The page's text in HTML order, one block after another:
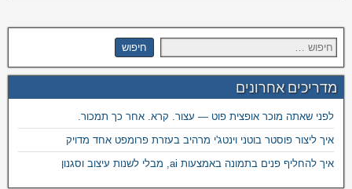
מדריכים אחרונים
לפני שאתה מוכר אופצית פוט — עצור. קרא. אחר כך תמכור.
איך ליצור פוסטר בוטני וינטג'י מרהיב בעזרת פרומפט אחד מדויק
איך להחליף פנים בתמונה באמצעות ai, מבלי לשנות עיצוב וסגנון